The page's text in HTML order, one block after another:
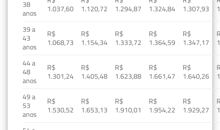
38
anos
1.037,60
1.120,72
1.294,87
1.324,84
1.307,93
39 a
43
anos
R$
1.068,73
R$
1.154,34
R$
1.333,72
R$
1.364,59
R$
1.347,17
44 a
48
anos
R$
1.301,24
R$
1.405,48
R$
1.623,88
R$
1.661,47
R$
1.640,26
49 a
53
anos
R$
1.530,52
R$
1.653,13
R$
1.910,01
R$
1.954,22
R$
1.929,27